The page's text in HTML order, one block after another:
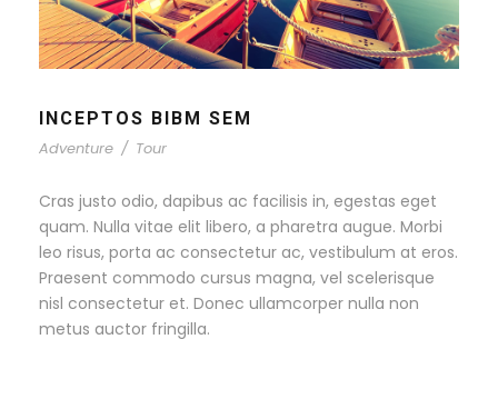
INCEPTOS BIBM SEM
Adventure / Tour
Cras justo odio, dapibus ac facilisis in, egestas eget
quam. Nulla vitae elit libero, a pharetra augue. Morbi
leo risus, porta ac consectetur ac, vestibulum at eros.
Praesent commodo cursus magna, vel scelerisque
nisl consectetur et. Donec ullamcorper nulla non
metus auctor fringilla.